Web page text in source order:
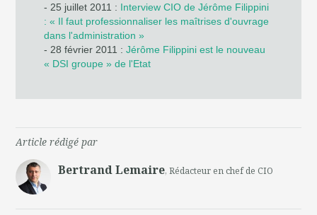
- 25 juillet 2011 : Interview CIO de Jérôme Filippini
: « Il faut professionnaliser les maîtrises d'ouvrage
dans l'administration »
- 28 février 2011 :Jérôme Filippini est le nouveau
« DSI groupe » de l'Etat
Article rédigé par
Bertrand Lemaire, Rédacteur en chef de CIO